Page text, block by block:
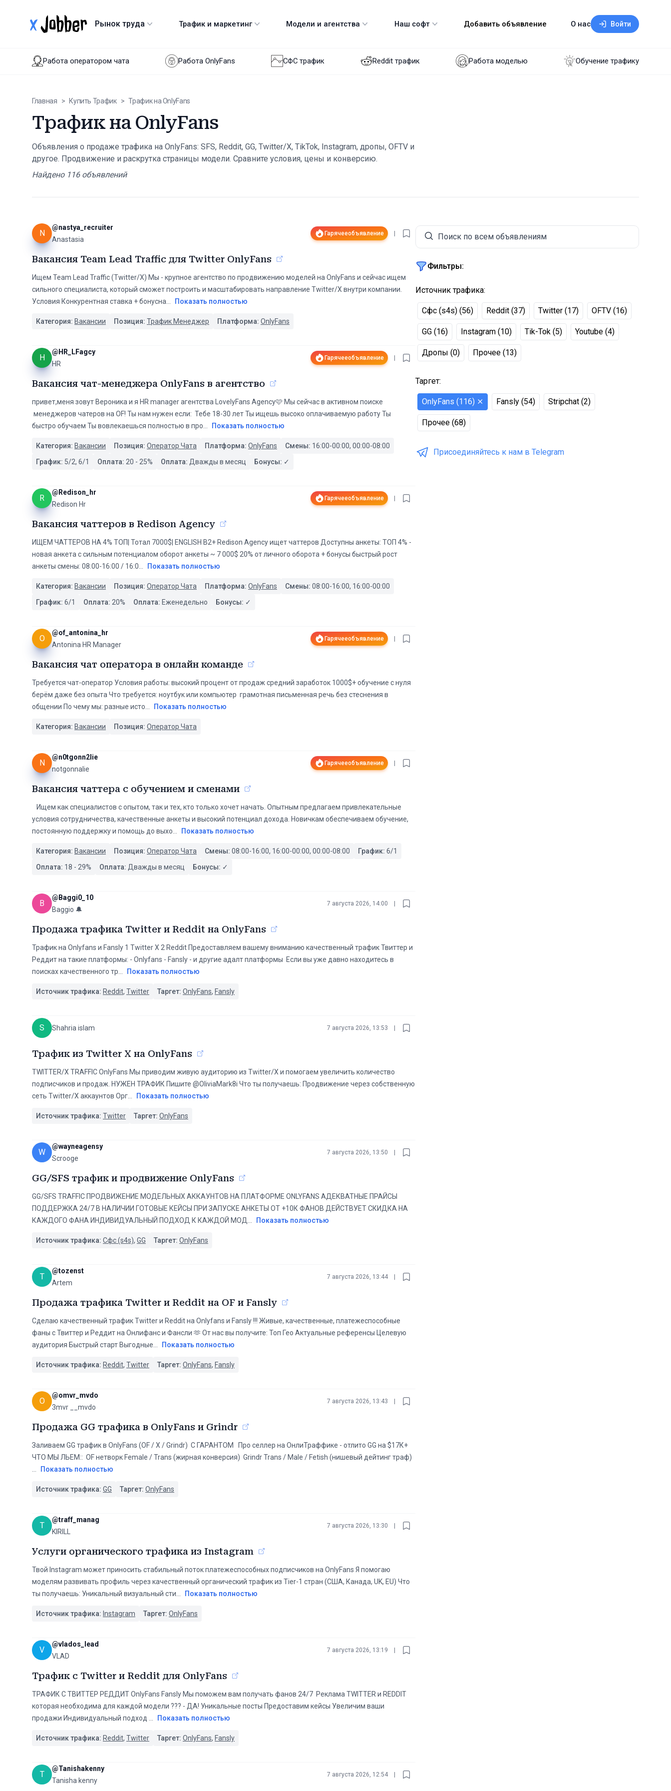
xJobber Рынок труда Трафик и маркетинг Модели и агентства Наш софт Добавить объявление О нас Войти
Работа оператором чата Работа OnlyFans СФС трафик Reddit трафик Работа моделью Обучение трафику
Главная > Купить Трафик > Трафик на OnlyFans
Трафик на OnlyFans
Объявления о продаже трафика на OnlyFans: SFS, Reddit, GG, Twitter/X, TikTok, Instagram, дропы, OFTV и
другое. Продвижение и раскрутка страницы модели. Сравните условия, цены и конверсию.
Найдено 116объявлений
Поиск по всем объявлениям
Фильтры:
Источник трафика:
Сфс (s4s) (56) Reddit (37) Twitter (17) OFTV (16)
GG (16) Instagram (10) Tik-Tok (5) Youtube (4)
Дропы (0) Прочее (13)
Таргет:
OnlyFans (116) ⨯ Fansly (54) Stripchat (2)
Прочее (68)
Присоединяйтесь к нам в Telegram
N
@nastya_recruiter
Anastasia
Гарячееобъявление
Вакансия Team Lead Traffic для Twitter OnlyFans
Ищем Team Lead Traffic (Twitter/X) Мы - крупное агентство по продвижению моделей на OnlyFans и сейчас ищем
сильного специалиста, который сможет построить и масштабировать направление Twitter/X внутри компании.
Условия Конкурентная ставка + бонусна
Показать полностью
Категория: Вакансии Позиция: Трафик Менеджер Платформа: OnlyFans
H
@ HR_LFagcy
HR
Гарячееобъявление
Вакансия чат-менеджера OnlyFans в агентство
привет,меня зовут Вероника и я HR manager агентства LovelyFans Agency🩷 Мы сейчас в активном поиске
менеджеров чатеров на OF! Ты нам нужен если: Тебе 18-30 лет Ты ищешь высоко оплачиваемую работу Ты
быстро обучаем Ты вовлекаешься полностью в про
Показать полностью
Категория: Вакансии Позиция: Оператор Чата Платформа: OnlyFans Смены: 16:00-00:00, 00:00-08:00
График: 5/2, 6/1 Оплата: 20 - 25% Оплата: Дважды в месяц Бонусы: ✓
R
@ Redison_hr
Redison Hr
Гарячееобъявление
Вакансия чаттеров в Redison Agency
ИЩЕМ ЧАТТЕРОВ НА 4% ТОП| Тотал 7000$| ENGLISH B2+ Redison Agency ищет чаттеров Доступны анкеты: ТОП 4% -
новая анкета с сильным потенциалом оборот анкеты ~ 7 000$ 20% от личного оборота + бонусы быстрый рост
анкеты смены: 08:00-16:00 / 16:0
Показать полностью
Категория: Вакансии Позиция: Оператор Чата Платформа: OnlyFans Смены: 08:00-16:00, 16:00-00:00
График: 6/1 Оплата: 20% Оплата: Еженедельно Бонусы: ✓
O
@of_antonina_hr
Antonina HR Manager
Гарячееобъявление
Вакансия чат оператора в онлайн команде
Требуется чат-оператор Условия работы: высокий процент от продаж средний заработок 1000$+ обучение с нуля
берём даже без опыта Что требуется: ноутбук или компьютер ️ грамотная письменная речь без стеснения в
общении По чему мы: разные исто
Показать полностью
Категория: Вакансии Позиция: Оператор Чата
N
@n0tgonn2lie
notgonnalie
Гарячееобъявление
Вакансия чаттера с обучением и сменами
️ ️ ️ Ищем как специалистов с опытом, так и тех, кто только хочет начать. Опытным предлагаем привлекательные
условия сотрудничества, качественные анкеты и высокий потенциал дохода. Новичкам обеспечиваем обучение,
постоянную поддержку и помощь до выхо
Показать полностью
Категория: Вакансии Позиция: Оператор Чата Смены: 08:00-16:00, 16:00-00:00, 00:00-08:00 График: 6/1
Оплата: 18 - 29% Оплата: Дважды в месяц Бонусы: ✓
B
@ Baggi0_10
Baggio 🔔
7 августа 2026, 14:00
Продажа трафика Twitter и Reddit на OnlyFans
Трафик на Onlyfans и Fansly 1️ Twitter X 2️ Reddit Предоставляем вашему вниманию качественный трафик Твиттер и
Реддит на такие платформы: - Onlyfans - Fansly - и другие адалт платформы ️ Если вы уже давно находитесь в
поисках качественного тр
Показать полностью
Источник трафика: Reddit, Twitter Таргет: OnlyFans, Fansly
S Shahria islam 7 августа 2026, 13:53
Трафик из Twitter X на OnlyFans
TWITTER/X TRAFFIC OnlyFans Мы приводим живую аудиторию из Twitter/X и помогаем увеличить количество
подписчиков и продаж. ️️НУЖЕН ТРАФИК️️ Пишите @OliviaMark8i Что ты получаешь: Продвижение через собственную
сеть Twitter/X аккаунтов Орг
Показать полностью
Источник трафика: Twitter Таргет: OnlyFans
W
@wayneagensy
Scrooge
7 августа 2026, 13:50
GG/SFS трафик и продвижение OnlyFans
GG/SFS TRAFFIC ПРОДВИЖЕНИЕ МОДЕЛЬНЫХ АККАУНТОВ НА ПЛАТФОРМЕ ONLYFANS АДЕКВАТНЫЕ ПРАЙСЫ
ПОДДЕРЖКА 24/7 В НАЛИЧИИ ГОТОВЫЕ КЕЙСЫ ПРИ ЗАПУСКЕ АНКЕТЫ ОТ +10К ФАНОВ ДЕЙСТВУЕТ СКИДКА НА
КАЖДОГО ФАНА ИНДИВИДУАЛЬНЫЙ ПОДХОД К КАЖДОЙ МОД
Показать полностью
Источник трафика: Сфс (s4s), GG Таргет: OnlyFans
T
@tozenst
Artem
7 августа 2026, 13:44
Продажа трафика Twitter и Reddit на OF и Fansly
Сделаю качественный трафик Twitter и Reddit на Onlyfans и Fansly !!! Живые, качественные, платежеспособные
фаны с Твиттер и Реддит на Онлифанс и Фансли 🫶 От нас вы получите: Топ Гео Актуальные референсы Целевую
аудитория Быстрый старт Выгодные
Показать полностью
Источник трафика: Reddit, Twitter Таргет: OnlyFans, Fansly
O
@omvr_mvdo
3mvr __mvdo
7 августа 2026, 13:43
Продажа GG трафика в OnlyFans и Grindr
Заливаем GG трафик в OnlyFans (OF / X / Grindr) ️️ С ГАРАНТОМ ️️ ️️️️️️ Про селлер на ОнлиТраффике - отлито GG на $17К+ ️
ЧТО МЫ ЛЬЕМ:️: ️ OF нетворк Female / Trans (жирная конверсия) ️ Grindr Trans / Male / Fetish (нишевый дейтинг траф)
Показать полностью
Источник трафика: GG Таргет: OnlyFans
T
@traff_manag
KIRILL
7 августа 2026, 13:30
Услуги органического трафика из Instagram
Твой Instagram может приносить стабильный поток платежеспособных подписчиков на OnlyFans Я помогаю
моделям развивать профиль через качественный органический трафик из Tier-1 стран (США, Канада, UK, EU) Что
ты получаешь: Уникальный визуальный сти
Показать полностью
Источник трафика: Instagram Таргет: OnlyFans
V
@vlados_lead
VLAD
7 августа 2026, 13:19
Трафик с Twitter и Reddit для OnlyFans
ТРАФИК С ТВИТТЕР РЕДДИТ OnlyFans Fansly Мы поможем вам получать фанов 24/7 ️ Реклама TWITTER и REDDIT
которая необходима для каждой модели ‍️??? - ДА! Уникальные посты Предоставим кейсы Увеличим ваши
продажи Индивидуальный подход
Показать полностью
Источник трафика: Reddit, Twitter Таргет: OnlyFans, Fansly
T
@Tanishakenny
Tanisha kenny
7 августа 2026, 12:54